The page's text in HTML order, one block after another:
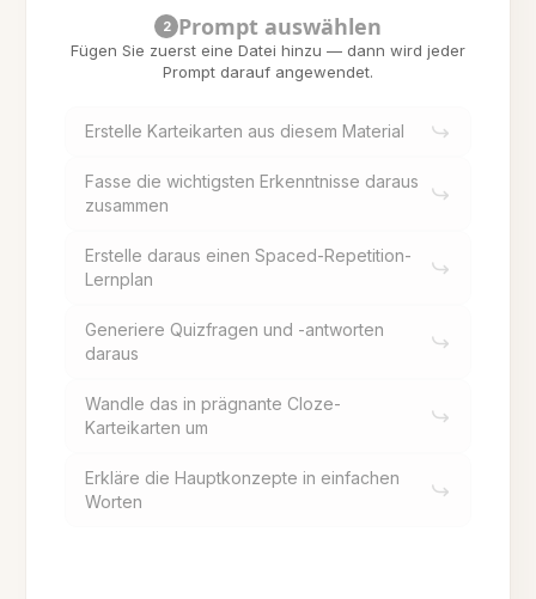
2 Prompt auswählen
Fügen Sie zuerst eine Datei hinzu — dann wird jeder
Prompt darauf angewendet.
Erstelle Karteikarten aus diesem Material
Fasse die wichtigsten Erkenntnisse daraus
zusammen
Erstelle daraus einen Spaced-Repetition-
Lernplan
Generiere Quizfragen und -antworten
daraus
Wandle das in prägnante Cloze-
Karteikarten um
Erkläre die Hauptkonzepte in einfachen
Worten